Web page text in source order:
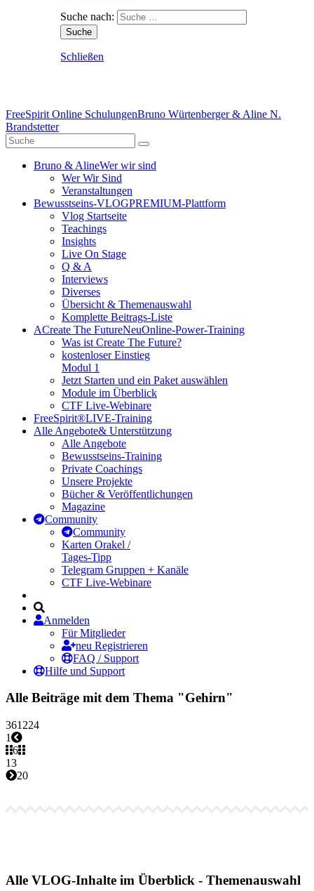
Suche nach:
Schließen
FreeSpirit Online SchulungenBruno Würtenberger & Aline N.
Brandstetter
Bruno & AlineWer wir sind
Wer Wir Sind
Veranstaltungen
Bewusstseins-VLOGPREMIUM-Plattform
Vlog Startseite
Teachings
Insights
Live On Stage
Q & A
Interviews
Diverses
Übersicht & Themenauswahl
Komplette Beitrags-Liste
ACreate The FutureNeuOnline-Power-Training
Was ist Create The Future?
kostenloser Einstieg
Modul 1
Jetzt Starten und ein Paket auswählen
Module im Überblick
CTF Live-Webinare
FreeSpirit®LIVE-Training
Alle Angebote& Unterstützung
Alle Angebote
Bewusstseins-Training
Private Coachings
Unsere Projekte
Bücher & Veröffentlichungen
Magazine
Community
Community
Karten Orakel /
Tages-Tipp
Telegram Gruppen + Kanäle
CTF Live-Webinare
Anmelden
Für Mitglieder
neu Registrieren
FAQ / Support
Hilfe und Support
Alle Beiträge mit dem Thema "Gehirn"
361224
1
6
13
20
Alle VLOG-Inhalte im Überblick - Themenauswahl